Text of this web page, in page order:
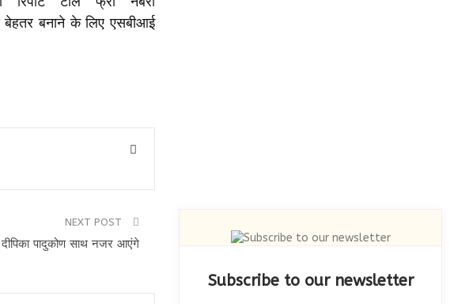
बनाने के लिए एसबीआई
NEXT POST
पादुकोण साथ नजर आएंगे
Subscribe to our newsletter